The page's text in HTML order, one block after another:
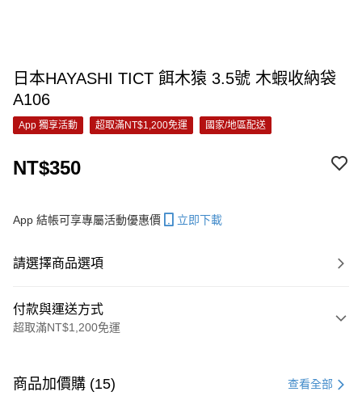
日本HAYASHI TICT 餌木猿 3.5號 木蝦收納袋
A106
App 獨享活動 超取滿NT$1,200免運 國家/地區配送
NT$350
App 結帳可享專屬活動優惠價 立即下載
請選擇商品選項
付款與運送方式
超取滿NT$1,200免運
信用卡一次付款
商品加價購 (15) 查看全部